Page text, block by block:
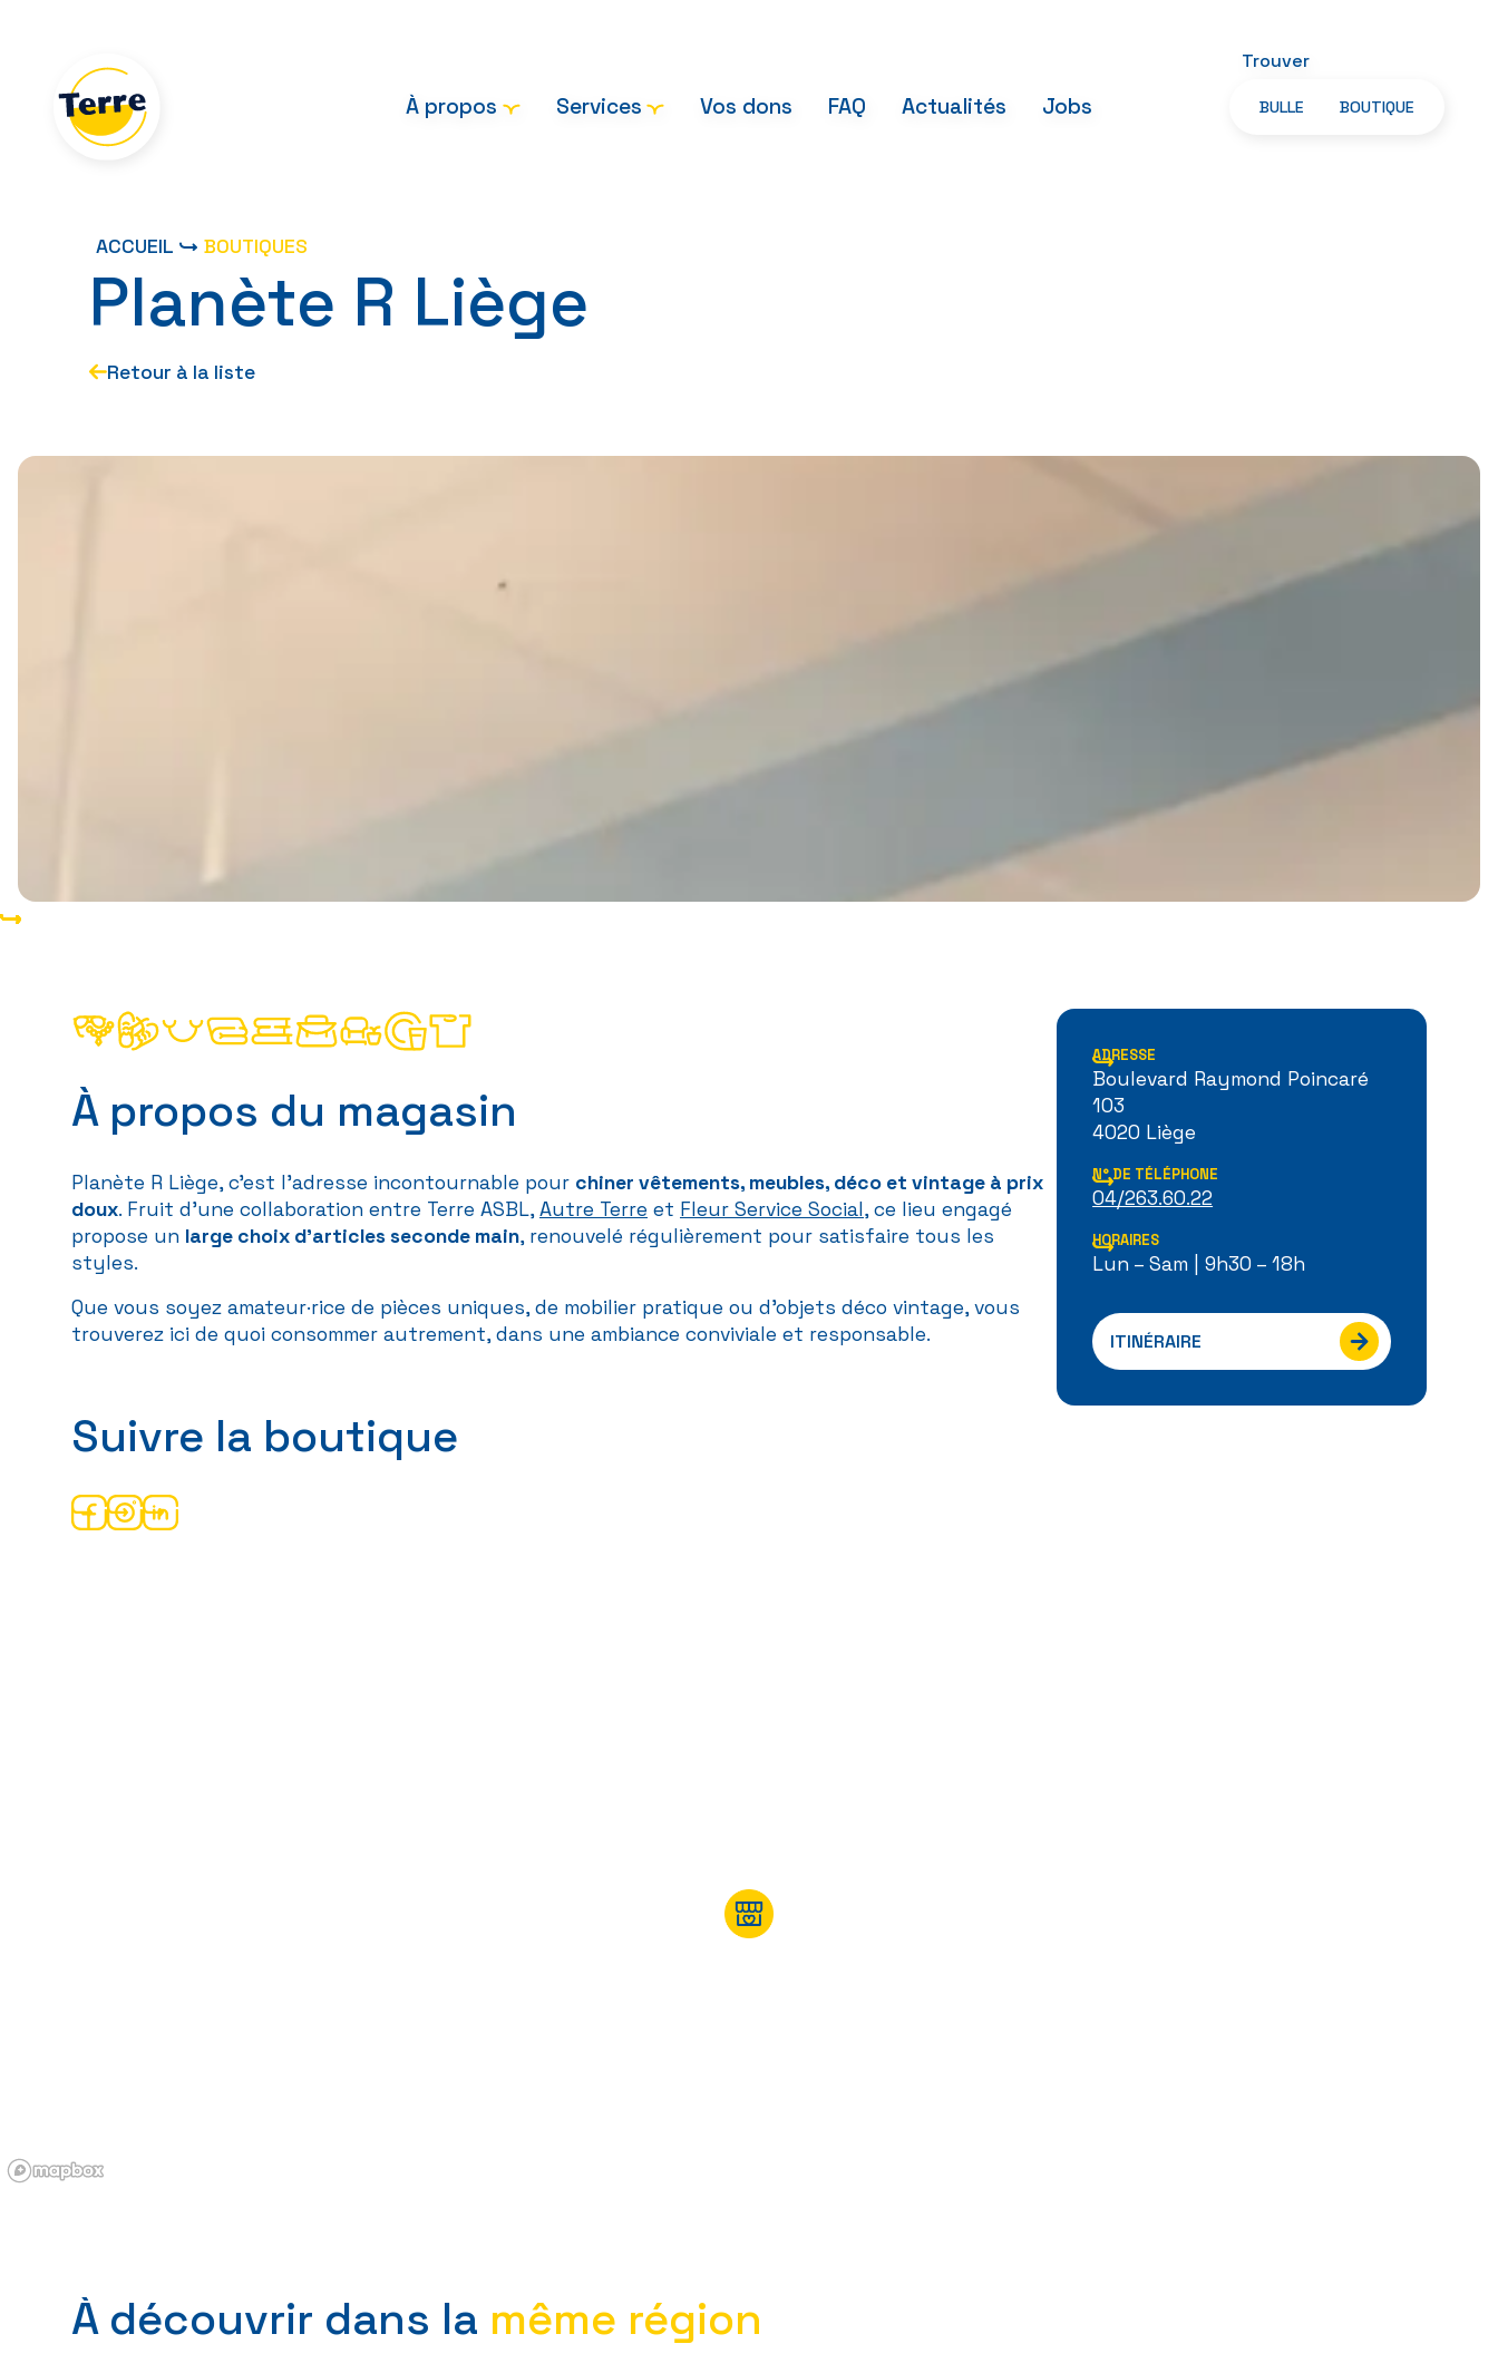
content
À propos Services Vos dons FAQ Actualités Jobs
Trouver
BULLE BOUTIQUE
ACCUEIL BOUTIQUES
Planète R Liège
Retour à la liste
À propos du magasin
Planète R Liège, c’est l’adresse incontournable pour chiner vêtements, meubles, déco et vintage à prix
doux. Fruit d’une collaboration entre Terre ASBL,Autre Terre et Fleur Service Social, ce lieu engagé
propose un large choix d’articles seconde main, renouvelé régulièrement pour satisfaire tous les
styles.
Que vous soyez amateur·rice de pièces uniques, de mobilier pratique ou d’objets déco vintage, vous
trouverez ici de quoi consommer autrement, dans une ambiance conviviale et responsable.
Suivre la boutique
ADRESSE
Boulevard Raymond Poincaré
103
4020 Liège
N° DE TÉLÉPHONE
04/263.60.22
HORAIRES
Lun – Sam | 9h30 – 18h
ITINÉRAIRE
À découvrir dans la même région